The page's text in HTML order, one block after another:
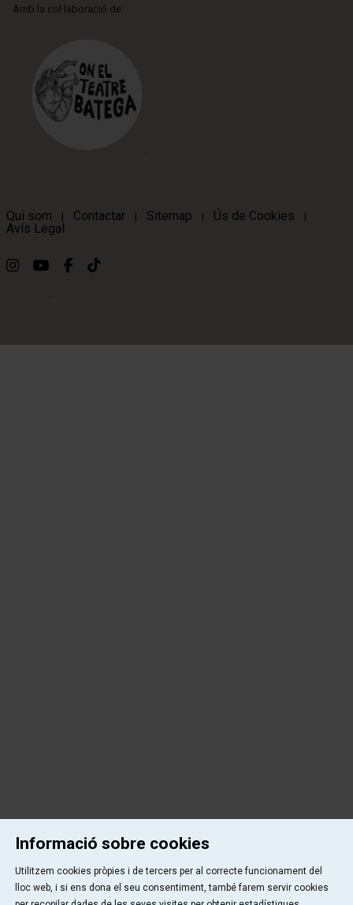
Amb la col·laboració de:
Qui som | Contactar | Sitemap | Ús de Cookies |
Avís Legal
Link a instagram
Link a youtube
Link a facebook
Link a ticktok
Informació sobre cookies
Utilitzem cookies pròpies i de tercers per al correcte funcionament del
lloc web, i si ens dona el seu consentiment, també farem servir cookies